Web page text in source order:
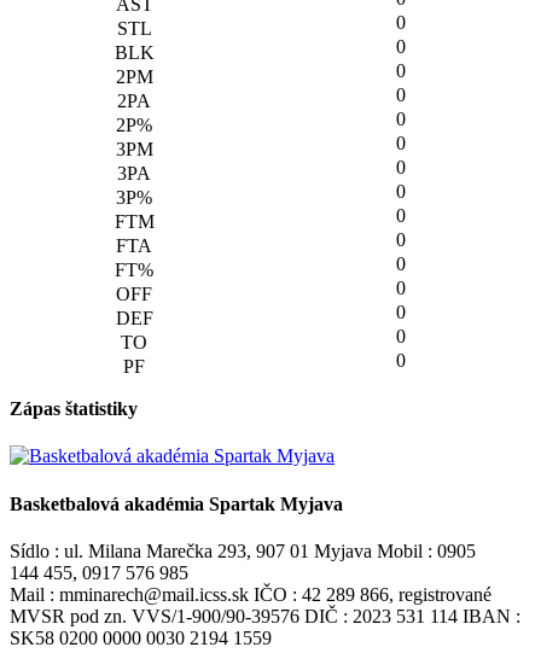
0
0
0
0
0
0
0
0
0
0
0
0
0
0
0
Zápas štatistiky
Basketbalová akadémia Spartak Myjava
Sídlo : ul. Milana Marečka 293, 907 01 Myjava Mobil : 0905
144 455, 0917 576 985
Mail : mminarech@mail.icss.sk IČO : 42 289 866, registrované
MVSR pod zn. VVS/1-900/90-39576 DIČ : 2023 531 114 IBAN :
SK58 0200 0000 0030 2194 1559